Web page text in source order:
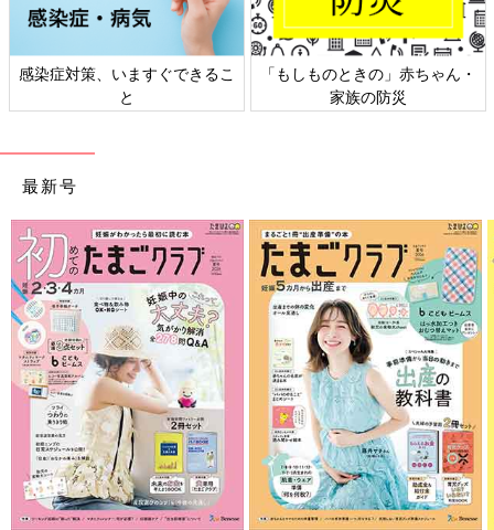
感染症対策、いますぐできるこ
と
「もしものときの」赤ちゃん・
家族の防災
最新号